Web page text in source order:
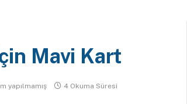
Mavi Kart
yapılmamış 4 Okuma Süresi